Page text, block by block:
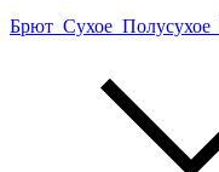
Брют Сухое Полусухое